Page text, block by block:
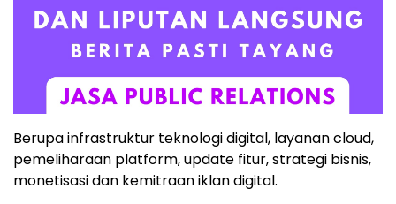
Berupa infrastruktur teknologi digital, layanan cloud,
pemeliharaan platform, update fitur, strategi bisnis,
monetisasi dan kemitraan iklan digital.